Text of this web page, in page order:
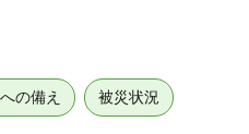
の備え 被災状況